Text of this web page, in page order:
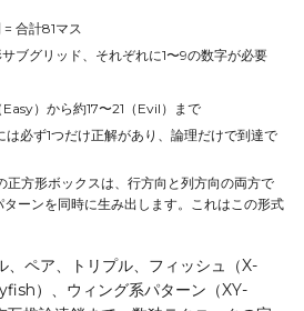
合計81マス
ブグリッド、それぞれに1〜9の数字が必要
）から約17〜21（Evil）まで
は必ず1つだけ正解があり、論理だけで到達で
正方形ボックスは、行方向と列方向の両方で
ーンを同時に生み出します。これはこの形式
、ペア、トリプル、フィッシュ（X-
）、ウィング系パターン（XY-